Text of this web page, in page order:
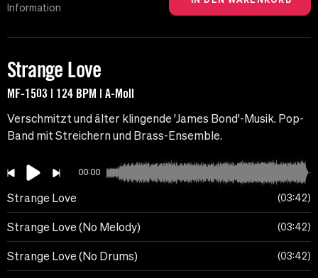
Information
Strange Love
MF-1503 | 124 BPM | A-Moll
Verschmitzt und älter klingende 'James Bond'-Musik. Pop-
Band mit Streichern und Brass-Ensemble.
00:00
Strange Love 03:42
Strange Love (No Melody) 03:42
Strange Love (No Drums) 03:42